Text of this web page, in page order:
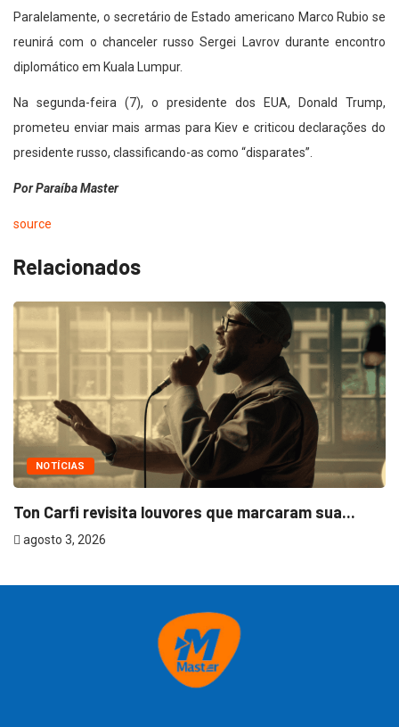
Paralelamente, o secretário de Estado americano Marco Rubio se
reunirá com o chanceler russo Sergei Lavrov durante encontro
diplomático em Kuala Lumpur.
Na segunda-feira (7), o presidente dos EUA, Donald Trump,
prometeu enviar mais armas para Kiev e criticou declarações do
presidente russo, classificando-as como “disparates”.
Por Paraíba Master
source
Relacionados
NOTÍCIAS
Ton Carfi revisita louvores que marcaram sua...
agosto 3, 2026